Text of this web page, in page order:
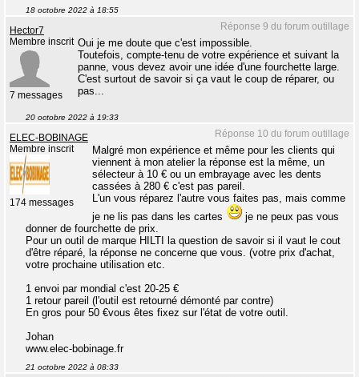
18 octobre 2022 à 18:55
Réponse 9 du forum outillage
Hector7
Membre inscrit
7 messages
Oui je me doute que c'est impossible.
Toutefois, compte-tenu de votre expérience et suivant la
panne, vous devez avoir une idée d'une fourchette large.
C'est surtout de savoir si ça vaut le coup de réparer, ou
pas...
20 octobre 2022 à 19:33
Réponse 10 du forum outillage
ELEC-BOBINAGE
Membre inscrit
174 messages
Malgré mon expérience et même pour les clients qui
viennent à mon atelier la réponse est la même, un
sélecteur à 10 € ou un embrayage avec les dents
cassées à 280 € c'est pas pareil.
L'un vous réparez l'autre vous faites pas, mais comme
je ne lis pas dans les cartes
je ne peux pas vous
donner de fourchette de prix.
Pour un outil de marque HILTI la question de savoir si il vaut le cout
d'être réparé, la réponse ne concerne que vous. (votre prix d'achat,
votre prochaine utilisation etc.
1 envoi par mondial c'est 20-25 €
1 retour pareil (l'outil est retourné démonté par contre)
En gros pour 50 €vous êtes fixez sur l'état de votre outil.
Johan
www.elec-bobinage.fr
21 octobre 2022 à 08:33